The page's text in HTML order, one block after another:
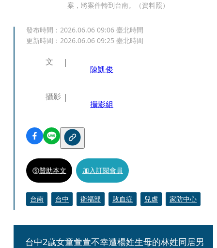
案，將案件轉到台南。（資料照）
發布時間： 2026.06.06 09:06 臺北時間
更新時間： 2026.06.06 09:25 臺北時間
文
陳凱俊
攝影
攝影組
贊助本文 加入訂閱會員
台南 台中 衛福部 敗血症 兒虐 家防中心
台中2歲女童萱萱不幸遭楊姓生母的林姓同居男